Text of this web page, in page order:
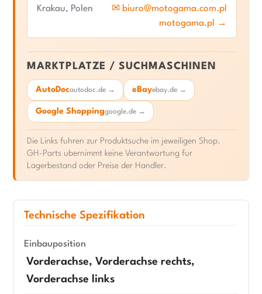
Krakau, Polen
✉ biuro@motogama.com.pl
motogama.pl →
MARKTPLATZE / SUCHMASCHINEN
AutoDocautodoc.de → eBayebay.de →
Google Shoppinggoogle.de →
Die Links fuhren zur Produktsuche im jeweiligen Shop.
GH-Parts ubernimmt keine Verantwortung fur
Lagerbestand oder Preise der Handler.
Technische Spezifikation
Einbauposition
Vorderachse, Vorderachse rechts,
Vorderachse links